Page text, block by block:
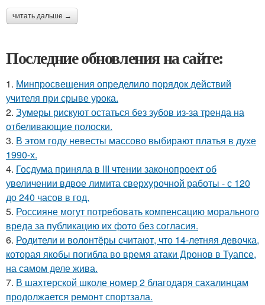
читать дальше →
Последние обновления на сайте:
1. Минпросвещения определило порядок действий
учителя при срыве урока.
2. Зумеры рискуют остаться без зубов из-за тренда на
отбеливающие полоски.
3. В этом году невесты массово выбирают платья в духе
1990-х.
4. Госдума приняла в III чтении законопроект об
увеличении вдвое лимита сверхурочной работы - с 120
до 240 часов в год.
5. Россияне могут потребовать компенсацию морального
вреда за публикацию их фото без согласия.
6. Родители и волонтёры считают, что 14-летняя девочка,
которая якобы погибла во время атаки Дронов в Туапсе,
на самом деле жива.
7. В шахтерской школе номер 2 благодаря сахалинцам
продолжается ремонт спортзала.